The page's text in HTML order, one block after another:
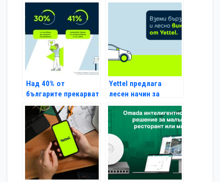
уроците за
безопасно
сърфиране в
интернет на Yettel и
SafeNet
Над 40% от
българите прекарват
повече от 4 часа
дневно на мобилни
устройства
Yettel предлага
лесен начин за
закупуване и
подновяване на
електронни винетки